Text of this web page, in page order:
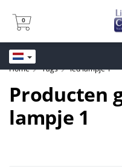
0
0
Home Tags led lampje 1
Producten
lampje 1